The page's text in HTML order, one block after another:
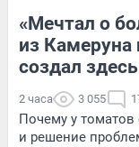
«Мечтал о
из Камеруна
создал
2 часа 3 055
Почему у
и решение